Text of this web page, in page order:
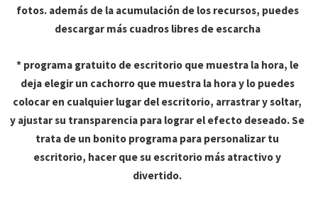
fotos. además de la acumulación de los recursos, puedes
descargar más cuadros libres de escarcha
* programa gratuito de escritorio que muestra la hora, le
deja elegir un cachorro que muestra la hora y lo puedes
colocar en cualquier lugar del escritorio, arrastrar y soltar,
y ajustar su transparencia para lograr el efecto deseado. Se
trata de un bonito programa para personalizar tu
escritorio, hacer que su escritorio más atractivo y
divertido.